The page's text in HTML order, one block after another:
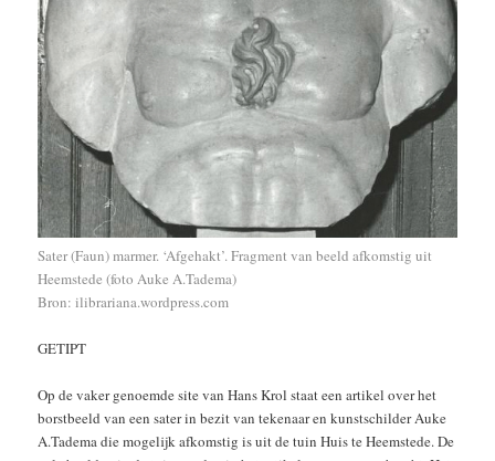
Sater (Faun) marmer. ‘Afgehakt’. Fragment van beeld afkomstig uit
Heemstede (foto Auke A.Tadema)
Bron: ilibrariana.wordpress.com
GETIPT
Op de vaker genoemde site van Hans Krol staat een artikel over het
borstbeeld van een sater in bezit van tekenaar en kunstschilder Auke
A.Tadema die mogelijk afkomstig is uit de tuin Huis te Heemstede. De